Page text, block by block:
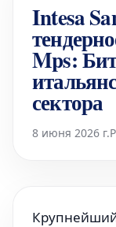
Intesa
Mps:
сектора
8 июня 2026 г.